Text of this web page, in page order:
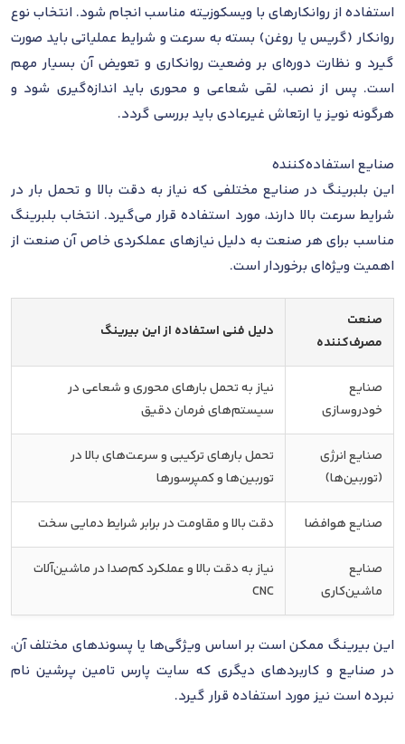
استفاده از روانکارهای با ویسکوزیته مناسب انجام شود. انتخاب نوع
روانکار (گریس یا روغن) بسته به سرعت و شرایط عملیاتی باید صورت
گیرد و نظارت دوره‌ای بر وضعیت روانکاری و تعویض آن بسیار مهم
است. پس از نصب، لقی شعاعی و محوری باید اندازه‌گیری شود و
هرگونه نویز یا ارتعاش غیرعادی باید بررسی گردد.
صنایع استفاده‌کننده
این بلبرینگ در صنایع مختلفی که نیاز به دقت بالا و تحمل بار در
شرایط سرعت بالا دارند، مورد استفاده قرار می‌گیرد. انتخاب بلبرینگ
مناسب برای هر صنعت به دلیل نیازهای عملکردی خاص آن صنعت از
اهمیت ویژه‌ای برخوردار است.
صنعت
مصرف‌کننده
دلیل فنی استفاده از این بیرینگ
صنایع
خودروسازی
نیاز به تحمل بارهای محوری و شعاعی در
سیستم‌های فرمان دقیق
صنایع انرژی
(توربین‌ها)
تحمل بارهای ترکیبی و سرعت‌های بالا در
توربین‌ها و کمپرسورها
صنایع هوافضا دقت بالا و مقاومت در برابر شرایط دمایی سخت
صنایع
ماشین‌کاری
نیاز به دقت بالا و عملکرد کم‌صدا در ماشین‌آلات
CNC
این بیرینگ ممکن است بر اساس ویژگی‌ها یا پسوندهای مختلف آن،
در صنایع و کاربردهای دیگری که سایت پارس تامین پرشین نام
نبرده است نیز مورد استفاده قرار گیرد.